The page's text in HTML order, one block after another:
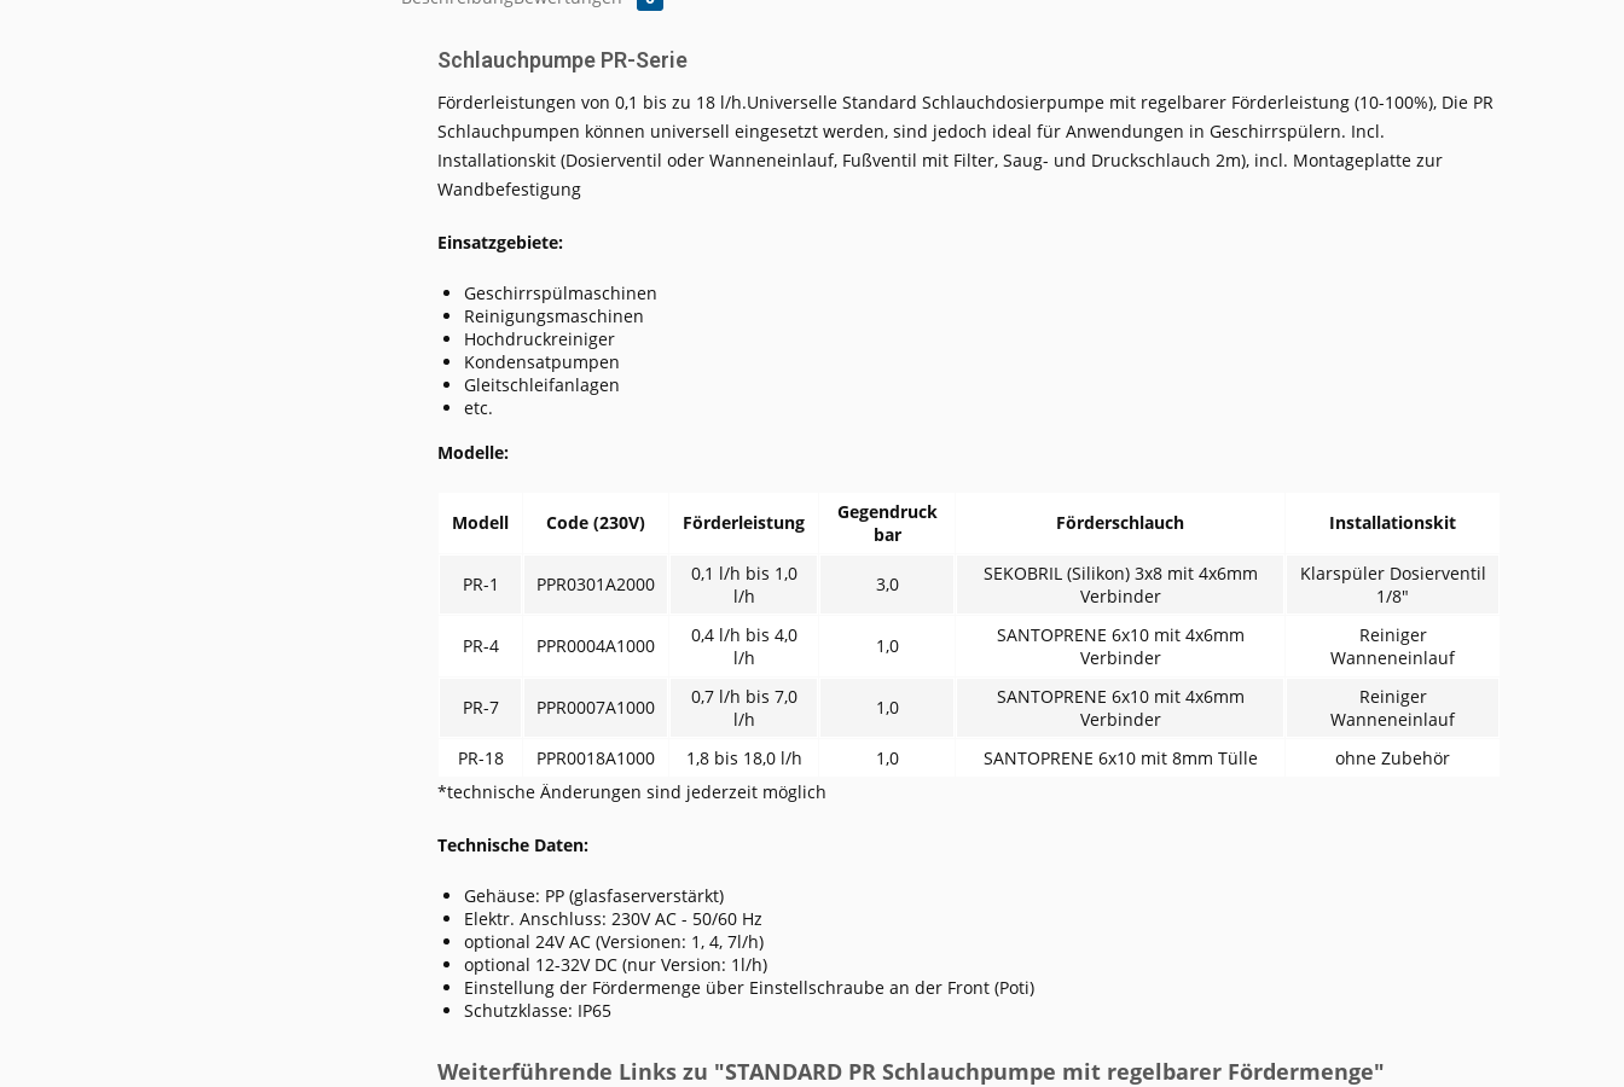
Schlauchpumpe PR-Serie
Förderleistungen von 0,1 bis zu 18 l/h.Universelle Standard Schlauchdosierpumpe mit regelbarer Förderleistung (10-100%), Die PR
Schlauchpumpen können universell eingesetzt werden, sind jedoch ideal für Anwendungen in Geschirrspülern. Incl.
Installationskit (Dosierventil oder Wanneneinlauf, Fußventil mit Filter, Saug- und Druckschlauch 2m), incl. Montageplatte zur
Wandbefestigung
Einsatzgebiete:
Geschirrspülmaschinen
Reinigungsmaschinen
Hochdruckreiniger
Kondensatpumpen
Gleitschleifanlagen
etc.
Modelle:
Modell Code (230V) Förderleistung
Gegendruck
bar
Förderschlauch Installationskit
PR-1 PPR0301A2000
0,1 l/h bis 1,0
l/h
3,0
SEKOBRIL (Silikon) 3x8 mit 4x6mm
Verbinder
Klarspüler Dosierventil
1/8"
PR-4 PPR0004A1000
0,4 l/h bis 4,0
l/h
1,0
SANTOPRENE 6x10 mit 4x6mm
Verbinder
Reiniger
Wanneneinlauf
PR-7 PPR0007A1000
0,7 l/h bis 7,0
l/h
1,0
SANTOPRENE 6x10 mit 4x6mm
Verbinder
Reiniger
Wanneneinlauf
PR-18
PPR0018A1000 1,8 bis 18,0 l/h 1,0 SANTOPRENE 6x10 mit 8mm Tülle
ohne Zubehör
*technische Änderungen sind jederzeit möglich
Technische Daten:
Gehäuse: PP (glasfaserverstärkt)
Elektr. Anschluss: 230V AC - 50/60 Hz
optional 24V AC (Versionen: 1, 4, 7l/h)
optional 12-32V DC (nur Version: 1l/h)
Einstellung der Fördermenge über Einstellschraube an der Front (Poti)
Schutzklasse: IP65
Weiterführende Links zu "STANDARD PR Schlauchpumpe mit regelbarer Fördermenge"